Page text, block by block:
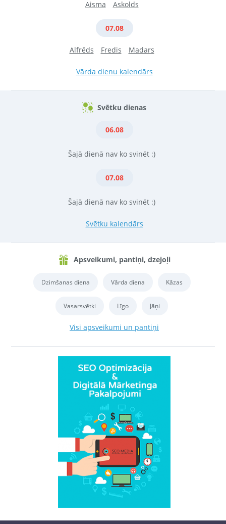
Aisma Askolds
07.08
Alfrēds Fredis Madars
Vārda dienu kalendārs
Svētku dienas
06.08
Šajā dienā nav ko svinēt :)
07.08
Šajā dienā nav ko svinēt :)
Svētku kalendārs
Apsveikumi, pantiņi, dzejoļi
Dzimšanas diena Vārda diena Kāzas
Vasarsvētki Līgo Jāņi
Visi apsveikumi un pantiņi